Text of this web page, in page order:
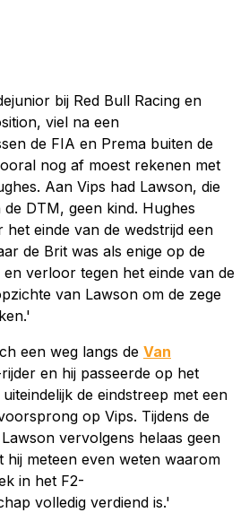
bij Red Bull Racing en
viel na een
de FIA en Prema buiten de
nog af moest rekenen met
Aan Vips had Lawson, die
DTM, geen kind. Hughes
einde van de wedstrijd een
de Brit was als enige op de
verloor tegen het einde van de
van Lawson om de zege
een weg langs de Van
en hij passeerde op het
de eindstreep met een
op Vips. Tijdens de
vervolgens helaas geen
hij meteen even weten waarom
in het F2-
volledig verdiend is.'